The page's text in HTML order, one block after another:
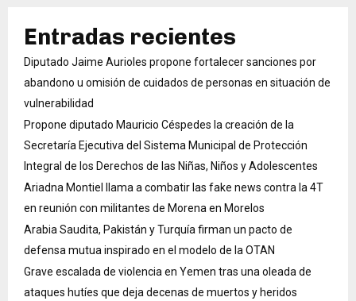
Entradas recientes
Diputado Jaime Aurioles propone fortalecer sanciones por
abandono u omisión de cuidados de personas en situación de
vulnerabilidad
Propone diputado Mauricio Céspedes la creación de la
Secretaría Ejecutiva del Sistema Municipal de Protección
Integral de los Derechos de las Niñas, Niños y Adolescentes
Ariadna Montiel llama a combatir las fake news contra la 4T
en reunión con militantes de Morena en Morelos
Arabia Saudita, Pakistán y Turquía firman un pacto de
defensa mutua inspirado en el modelo de la OTAN
Grave escalada de violencia en Yemen tras una oleada de
ataques hutíes que deja decenas de muertos y heridos